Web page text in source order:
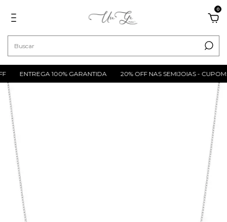
0
ENTREGA 100% GARANTIDA 20% OFF NAS SEMIJOIAS -